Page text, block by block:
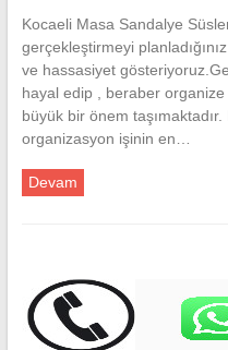
Kocaeli Masa Sandalye
gerçekleştirmeyi
ve hassasiyet
hayal edip , beraber
büyük bir önem
organizasyon işinin en…
Devam